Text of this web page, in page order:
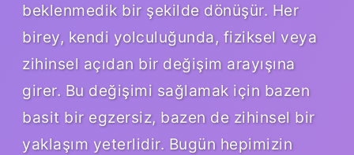
beklenmedik bir şekilde dönüşür. Her
birey, kendi yolculuğunda, fiziksel veya
zihinsel açıdan bir değişim arayışına
girer. Bu değişimi sağlamak için bazen
basit bir egzersiz, bazen de zihinsel bir
yaklaşım yeterlidir. Bugün hepimizin